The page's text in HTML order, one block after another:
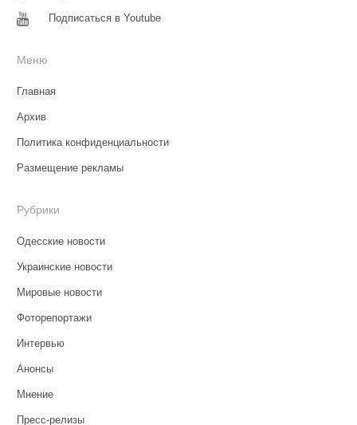
Подписаться в Youtube
Меню
Главная
Архив
Политика конфиденциальности
Размещение рекламы
Рубрики
Одесские новости
Украинские новости
Мировые новости
Фоторепортажи
Интервью
Анонсы
Мнение
Пресс-релизы